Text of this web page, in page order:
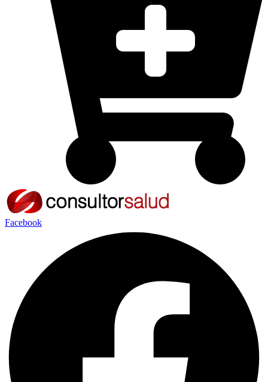
Facebook